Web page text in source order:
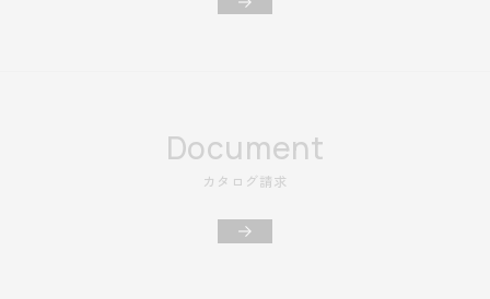
Document
カタログ請求